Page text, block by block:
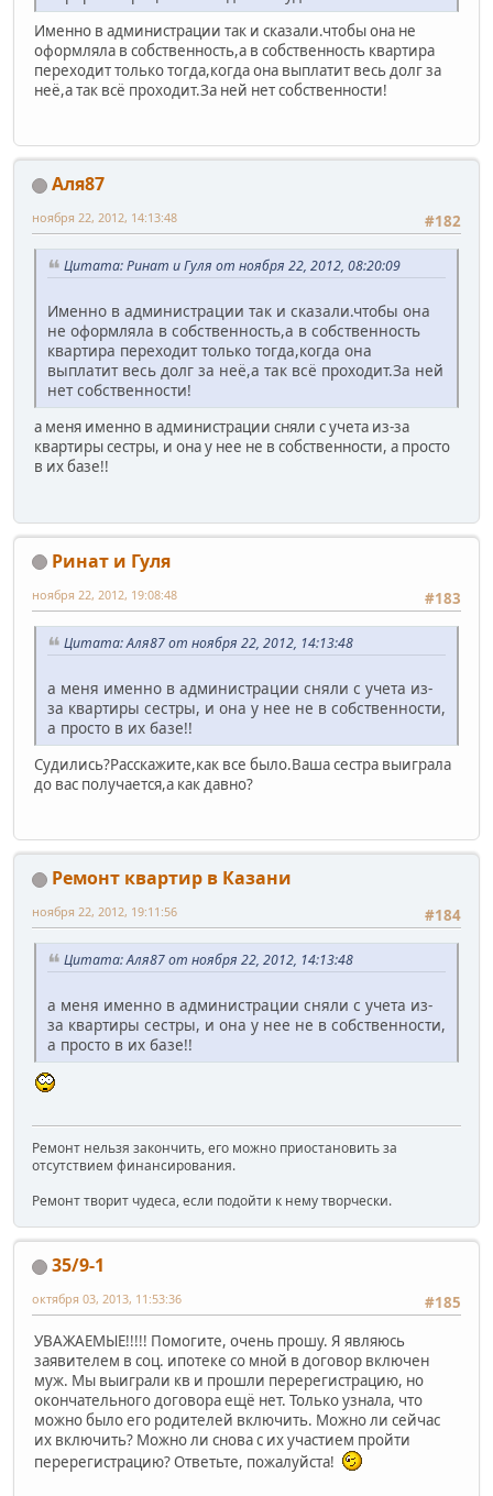
Именно в администрации так и сказали.чтобы она не
оформляла в собственность,а в собственность квартира
переходит только тогда,когда она выплатит весь долг за
неё,а так всё проходит.За ней нет собственности!
Аля87
#182
ноября 22, 2012, 14:13:48
Цитата: Ринат и Гуля от ноября 22, 2012, 08:20:09
Именно в администрации так и сказали.чтобы она
не оформляла в собственность,а в собственность
квартира переходит только тогда,когда она
выплатит весь долг за неё,а так всё проходит.За ней
нет собственности!
а меня именно в администрации сняли с учета из-за
квартиры сестры, и она у нее не в собственности, а просто
в их базе!!
Ринат и Гуля
#183
ноября 22, 2012, 19:08:48
Цитата: Аля87 от ноября 22, 2012, 14:13:48
а меня именно в администрации сняли с учета из-
за квартиры сестры, и она у нее не в собственности,
а просто в их базе!!
Судились?Расскажите,как все было.Ваша сестра выиграла
до вас получается,а как давно?
Ремонт квартир в Казани
#184
ноября 22, 2012, 19:11:56
Цитата: Аля87 от ноября 22, 2012, 14:13:48
а меня именно в администрации сняли с учета из-
за квартиры сестры, и она у нее не в собственности,
а просто в их базе!!
Ремонт нельзя закончить, его можно приостановить за
отсутствием финансирования.
Ремонт творит чудеса, если подойти к нему творчески.
35/9-1
#185
октября 03, 2013, 11:53:36
УВАЖАЕМЫЕ!!!!! Помогите, очень прошу. Я являюсь
заявителем в соц. ипотеке со мной в договор включен
муж. Мы выиграли кв и прошли перерегистрацию, но
окончательного договора ещё нет. Только узнала, что
можно было его родителей включить. Можно ли сейчас
их включить? Можно ли снова с их участием пройти
перерегистрацию? Ответьте, пожалуйста!